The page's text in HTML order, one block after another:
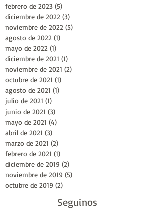
febrero de 2023 (5)
diciembre de 2022 (3)
noviembre de 2022 (5)
agosto de 2022 (1)
mayo de 2022 (1)
diciembre de 2021 (1)
noviembre de 2021 (2)
octubre de 2021 (1)
agosto de 2021 (1)
julio de 2021 (1)
junio de 2021 (3)
mayo de 2021 (4)
abril de 2021 (3)
marzo de 2021 (2)
febrero de 2021 (1)
diciembre de 2019 (2)
noviembre de 2019 (5)
octubre de 2019 (2)
Seguinos